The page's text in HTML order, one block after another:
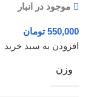
موجود در انبار
تومان
افزودن به سبد خرید
وزن